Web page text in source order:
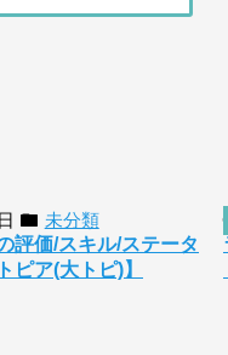
未分類
評価/スキル/ステータ
ピア(大トピ)】